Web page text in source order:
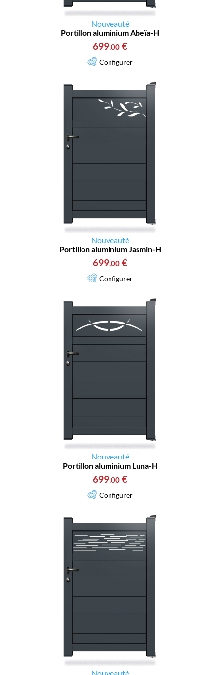
Nouveauté
Portillon aluminium Abeïa-H
699,00 €
Configurer
Nouveauté
Portillon aluminium Jasmin-H
699,00 €
Configurer
Nouveauté
Portillon aluminium Luna-H
699,00 €
Configurer
Nouveauté